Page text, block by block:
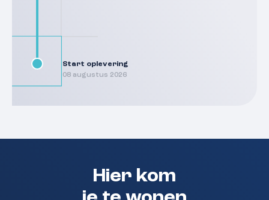
Start oplevering
08 augustus 2026
Hier kom